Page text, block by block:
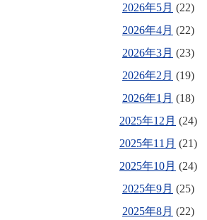
2026年5月 (22)
2026年4月 (22)
2026年3月 (23)
2026年2月 (19)
2026年1月 (18)
2025年12月 (24)
2025年11月 (21)
2025年10月 (24)
2025年9月 (25)
2025年8月 (22)